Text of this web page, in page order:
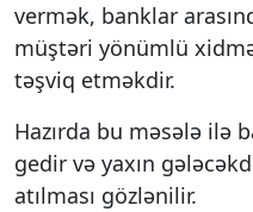
vermək, banklar
müştəri yönümlü
təşviq etməkdir.
Hazırda bu məsələ ilə
gedir və yaxın
atılması gözlənilir.